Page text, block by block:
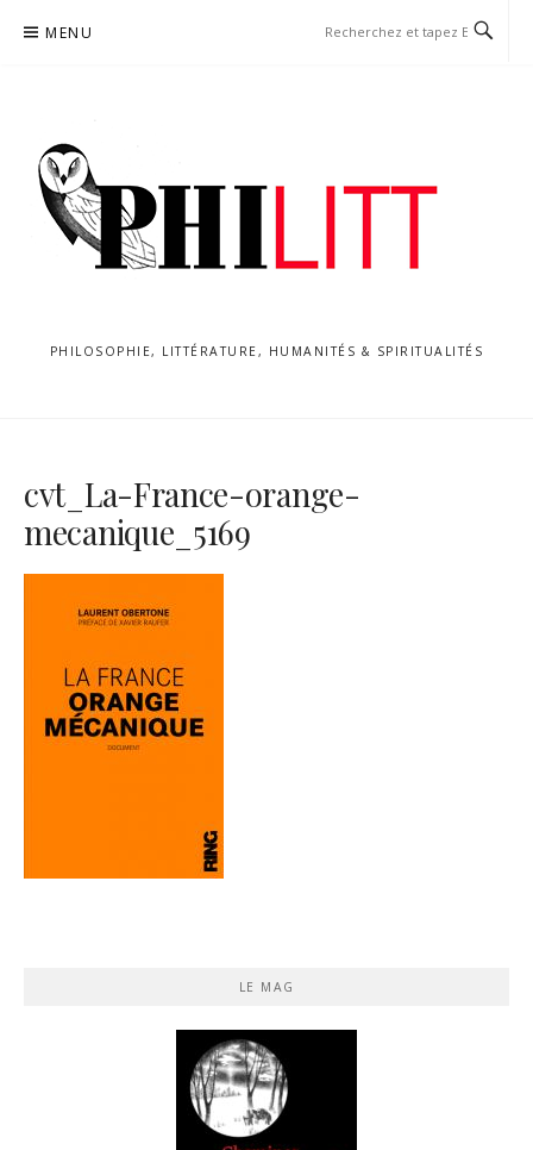
MENU
PHILOSOPHIE, LITTÉRATURE, HUMANITÉS & SPIRITUALITÉS
cvt_La-France-orange-
mecanique_5169
LE MAG